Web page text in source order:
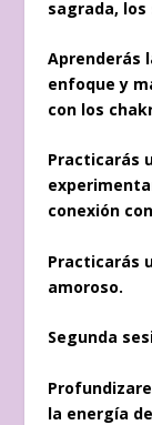
sagrada,
Aprenderás
enfoque y
con los
Practicarás
conexión
Practicarás
amoroso.
Segunda
la energía